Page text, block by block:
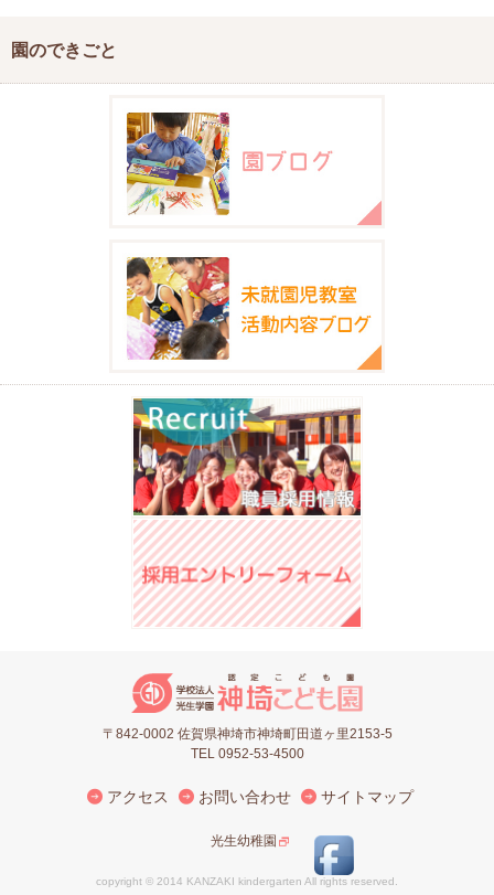
園のできごと
〒842-0002 佐賀県神埼市神埼町田道ヶ里2153-5
TEL 0952-53-4500
アクセス お問い合わせ サイトマップ
光生幼稚園
copyright © 2014 KANZAKI kindergarten All rights reserved.